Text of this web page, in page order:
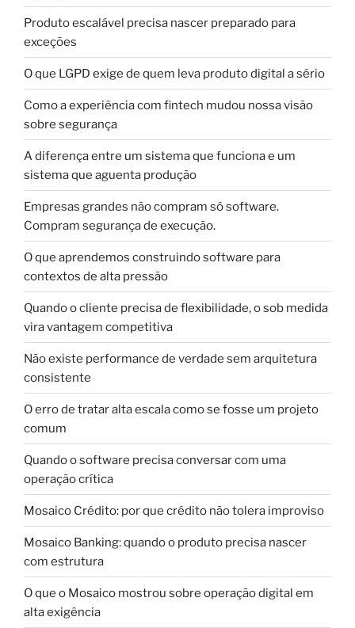
Produto escalável precisa nascer preparado para
exceções
O que LGPD exige de quem leva produto digital a sério
Como a experiência com fintech mudou nossa visão
sobre segurança
A diferença entre um sistema que funciona e um
sistema que aguenta produção
Empresas grandes não compram só software.
Compram segurança de execução.
O que aprendemos construindo software para
contextos de alta pressão
Quando o cliente precisa de flexibilidade, o sob medida
vira vantagem competitiva
Não existe performance de verdade sem arquitetura
consistente
O erro de tratar alta escala como se fosse um projeto
comum
Quando o software precisa conversar com uma
operação crítica
Mosaico Crédito: por que crédito não tolera improviso
Mosaico Banking: quando o produto precisa nascer
com estrutura
O que o Mosaico mostrou sobre operação digital em
alta exigência